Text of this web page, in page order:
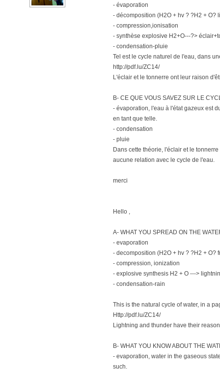
- évaporation
- décomposition (H2O + hv ? ?H2 + O?
- compression,ionisation
- synthèse explosive H2+O---?>
- condensation-pluie
Tel est le cycle naturel de l'eau, dans
http://pdf.lu/ZC14/
L'éclair et le tonnerre ont leur raison
B- CE QUE VOUS SAVEZ SUR LE
- évaporation, l'eau à l'état gazeux est
en tant que telle.
- condensation
- pluie
Dans cette théorie, l'éclair et le
aucune relation avec le cycle de l'eau.
merci
Hello ,
A- WHAT YOU SPREAD ON THE
- evaporation
- decomposition (H2O + hv ? ?H2 + O?
- compression, ionization
- explosive synthesis H2 + O --->
- condensation-rain
This is the natural cycle of water, in a
Http://pdf.lu/ZC14/
Lightning and thunder have their
B- WHAT YOU KNOW ABOUT THE
- evaporation, water in the gaseous
such.